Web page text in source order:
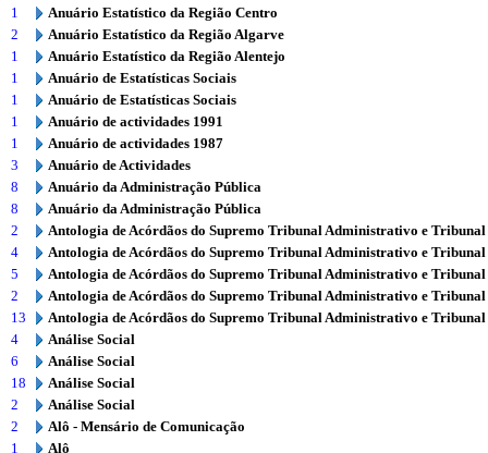
1
Anuário Estatístico da Região Centro
2
Anuário Estatístico da Região Algarve
1
Anuário Estatístico da Região Alentejo
1
Anuário de Estatísticas Sociais
1
Anuário de Estatísticas Sociais
1
Anuário de actividades 1991
1
Anuário de actividades 1987
3
Anuário de Actividades
8
Anuário da Administração Pública
8
Anuário da Administração Pública
2
Antologia de Acórdãos do Supremo Tribunal Administrativo e
4
Antologia de Acórdãos do Supremo Tribunal Administrativo e
5
Antologia de Acórdãos do Supremo Tribunal Administrativo e
2
Antologia de Acórdãos do Supremo Tribunal Administrativo e
13
Antologia de Acórdãos do Supremo Tribunal Administrativo e
4
Análise Social
6
Análise Social
18
Análise Social
2
Análise Social
2
Alô - Mensário de Comunicação
1
Alô